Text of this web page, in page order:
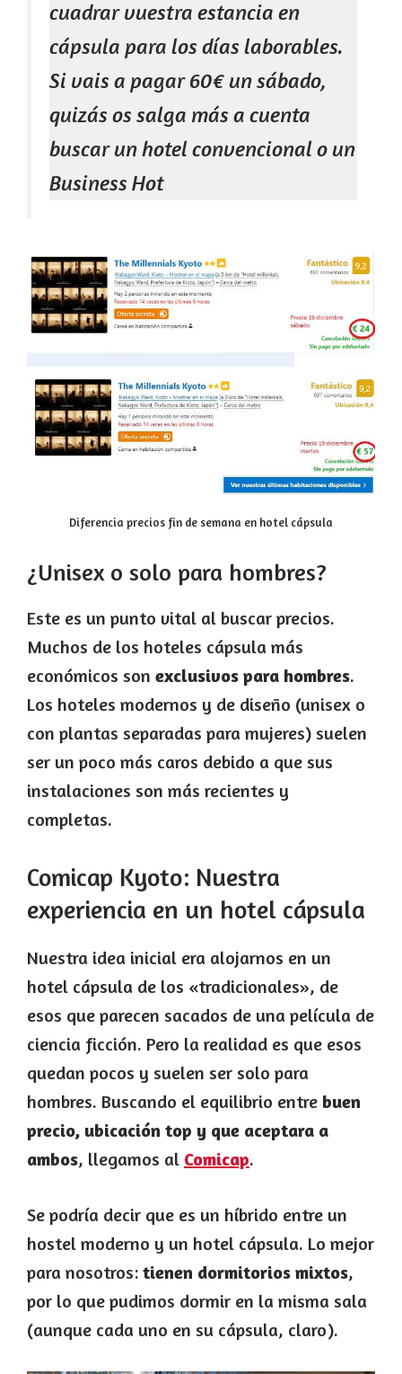
cuadrar vuestra estancia en
cápsula para los días laborables.
Si vais a pagar 60€ un sábado,
quizás os salga más a cuenta
buscar un hotel convencional o un
Business Hot
Diferencia precios fin de semana en hotel cápsula
¿Unisex o solo para hombres?
Este es un punto vital al buscar precios.
Muchos de los hoteles cápsula más
económicos son exclusivos para hombres.
Los hoteles modernos y de diseño (unisex o
con plantas separadas para mujeres) suelen
ser un poco más caros debido a que sus
instalaciones son más recientes y
completas.
Comicap Kyoto: Nuestra
experiencia en un hotel cápsula
Nuestra idea inicial era alojarnos en un
hotel cápsula de los «tradicionales», de
esos que parecen sacados de una película de
ciencia ficción. Pero la realidad es que esos
quedan pocos y suelen ser solo para
hombres. Buscando el equilibrio entre buen
precio, ubicación top y que aceptara a
ambos, llegamos al Comicap.
Se podría decir que es un híbrido entre un
hostel moderno y un hotel cápsula. Lo mejor
para nosotros: tienen dormitorios mixtos,
por lo que pudimos dormir en la misma sala
(aunque cada uno en su cápsula, claro).